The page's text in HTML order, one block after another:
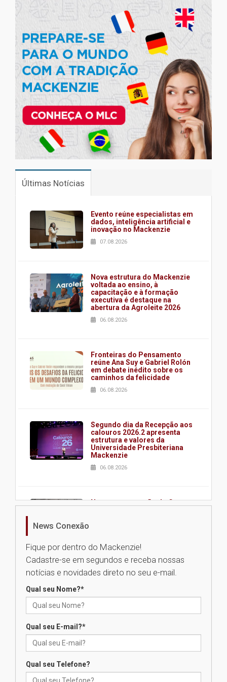
Últimas Notícias
Evento reúne especialistas em
dados, inteligência artificial e
inovação no Mackenzie
07.08.2026
Nova estrutura do Mackenzie
voltada ao ensino, à
capacitação e à formação
executiva é destaque na
abertura da Agroleite 2026
06.08.2026
Fronteiras do Pensamento
reúne Ana Suy e Gabriel Rolón
em debate inédito sobre os
caminhos da felicidade
06.08.2026
Segundo dia da Recepção aos
calouros 2026.2 apresenta
estrutura e valores da
Universidade Presbiteriana
Mackenzie
06.08.2026
Nova apresentação do Centro
Universidade Mackenzie
realizará nova edição da Feira
das novas tecnologias em
News Conexão
Fique por dentro do Mackenzie!
Cadastre-se em segundos e receba nossas
notícias e novidades direto no seu e-mail.
Qual seu Nome?*
Qual seu E-mail?*
Qual seu Telefone?